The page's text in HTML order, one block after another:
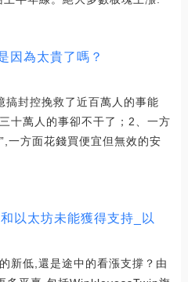
因為太貴了嗎？
搞封控挽救了近百萬人的事能
十萬人的事卻不干了；2、一方
一方面花錢買便宜但無效的安
以太坊未能獲得支持_以
新低,還是途中的看漲支撐？由